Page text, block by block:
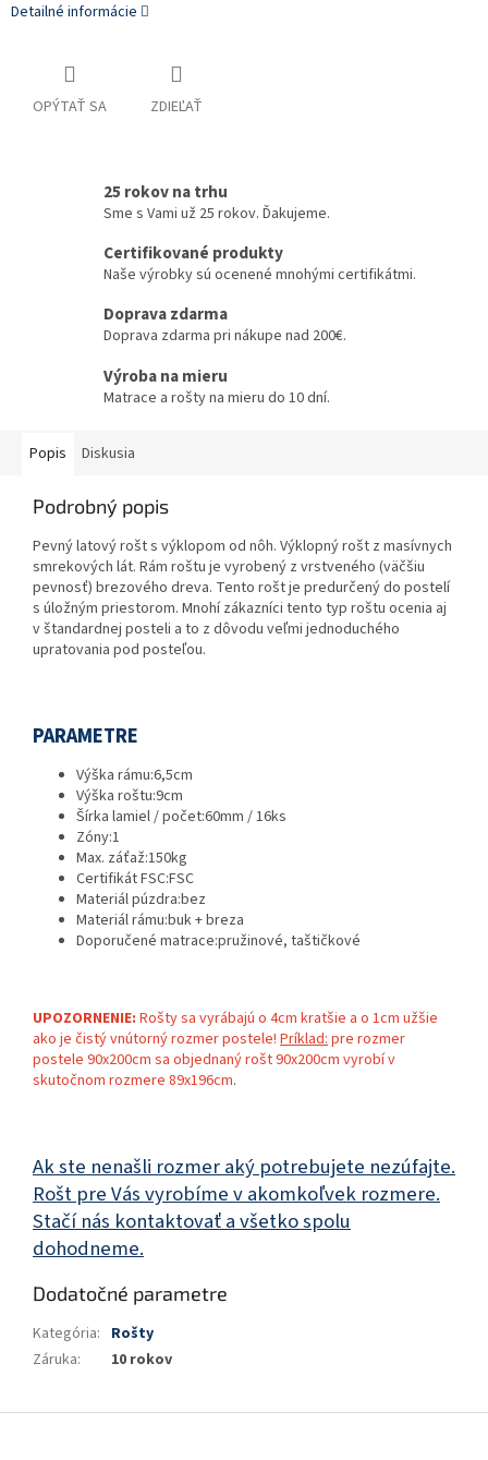
Detailné informácie
OPÝTAŤ SA ZDIEĽAŤ
25 rokov na trhu
Sme s Vami už 25 rokov. Ďakujeme.
Certifikované produkty
Naše výrobky sú ocenené mnohými certifikátmi.
Doprava zdarma
Doprava zdarma pri nákupe nad 200€.
Výroba na mieru
Matrace a rošty na mieru do 10 dní.
Popis Diskusia
Podrobný popis
Pevný latový rošt s výklopom od nôh. Výklopný rošt z masívnych
smrekových lát. Rám roštu je vyrobený z vrstveného (väčšiu
pevnosť) brezového dreva. Tento rošt je predurčený do postelí
s úložným priestorom. Mnohí zákazníci tento typ roštu ocenia aj
v štandardnej posteli a to z dôvodu veľmi jednoduchého
upratovania pod posteľou.
PARAMETRE
Výška rámu:6,5cm
Výška roštu:9cm
Šírka lamiel / počet:60mm / 16ks
Zóny:1
Max. záťaž:150kg
Certifikát FSC:FSC
Materiál púzdra:bez
Materiál rámu:buk + breza
Doporučené matrace:pružinové, taštičkové
UPOZORNENIE: Rošty sa vyrábajú o 4cm kratšie a o 1cm užšie
ako je čistý vnútorný rozmer postele! Príklad:pre rozmer
postele 90x200cm sa objednaný rošt 90x200cm vyrobí v
skutočnom rozmere 89x196cm.
Ak ste nenašli rozmer aký potrebujete nezúfajte.
Rošt pre Vás vyrobíme v akomkoľvek rozmere.
Stačí nás kontaktovať a všetko spolu
dohodneme.
Dodatočné parametre
Kategória: Rošty
Záruka: 10 rokov